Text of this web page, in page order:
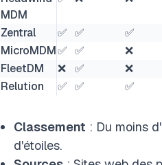
MDM
Zentral ✅ ✅ ✅
MicroMDM✅ ✅ ❌
FleetDM
❌ ✅ ❌
Relution
✅ ✅ ✅
Classement : Du moins
d'étoiles.